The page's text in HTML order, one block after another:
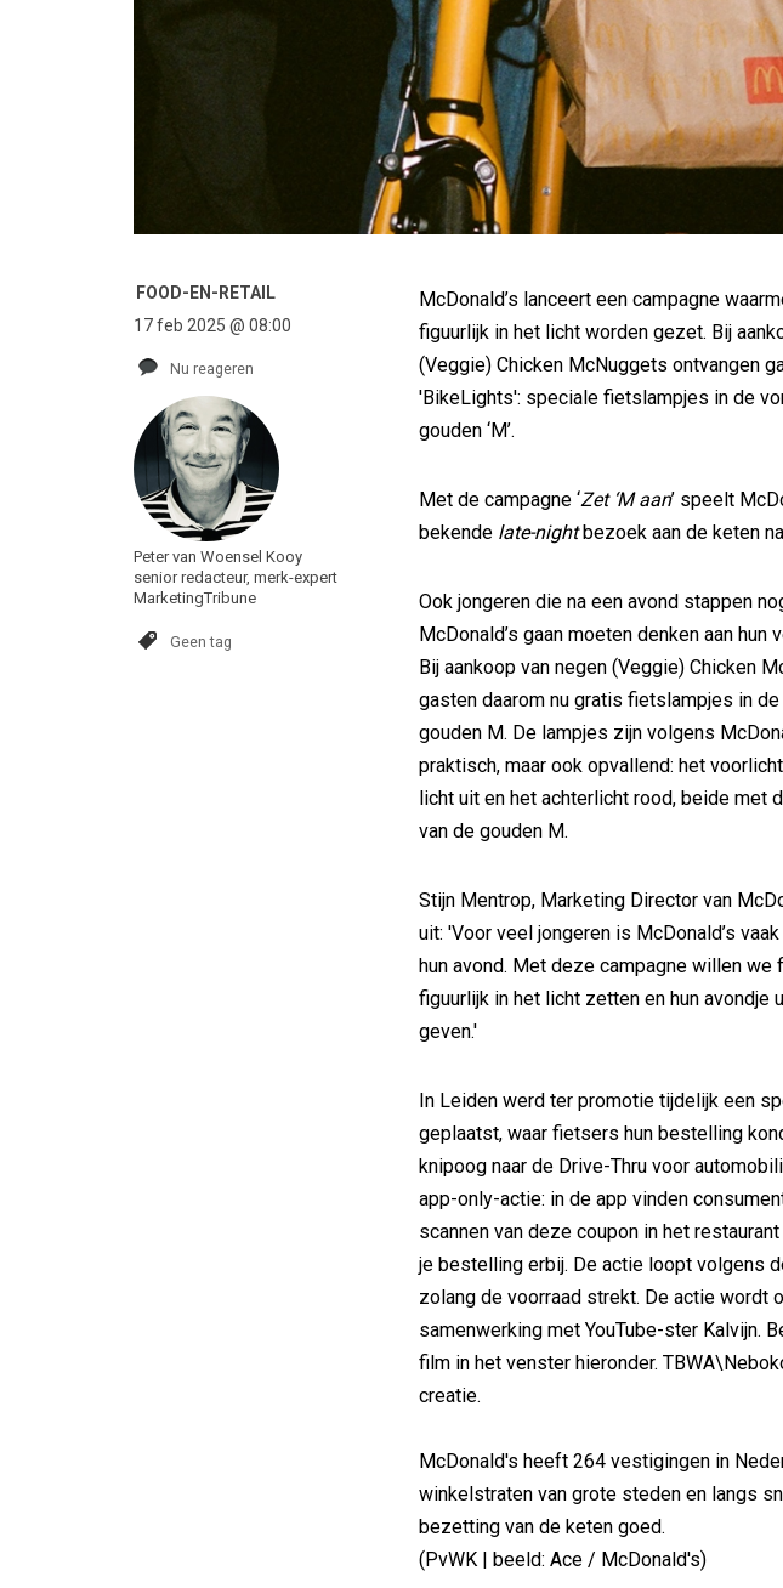
FOOD-EN-RETAIL
17 feb 2025 @ 08:00
Nu reageren
Peter van Woensel Kooy
senior redacteur, merk-expert
MarketingTribune
Geen tag
McDonald’s lanceert een campagne
figuurlijk in het licht worden gezet. Bij
(Veggie) Chicken McNuggets ontvangen
'BikeLights': speciale fietslampjes in de
gouden ‘M’.
Met de campagne ‘Zet ‘M aan’ speelt
bekende late-nightbezoek aan de keten
Ook jongeren die na een avond stappen
McDonald’s gaan moeten denken aan hun
Bij aankoop van negen (Veggie) Chicken
gasten daarom nu gratis fietslampjes in
gouden M. De lampjes zijn volgens
praktisch, maar ook opvallend: het
licht uit en het achterlicht rood, beide met
van de gouden M.
Stijn Mentrop, Marketing Director van
uit: 'Voor veel jongeren is McDonald’s
hun avond. Met deze campagne willen
figuurlijk in het licht zetten en hun avondje
geven.'
In Leiden werd ter promotie tijdelijk een
geplaatst, waar fietsers hun bestelling
knipoog naar de Drive-Thru voor
app-only-actie: in de app vinden
scannen van deze coupon in het
je bestelling erbij. De actie loopt volgens
zolang de voorraad strekt. De actie wordt
samenwerking met YouTube-ster Kalvijn.
film in het venster hieronder.
creatie.
McDonald's heeft 264 vestigingen in
winkelstraten van grote steden en langs
bezetting van de keten goed.
(PvWK | beeld: Ace / McDonald's)